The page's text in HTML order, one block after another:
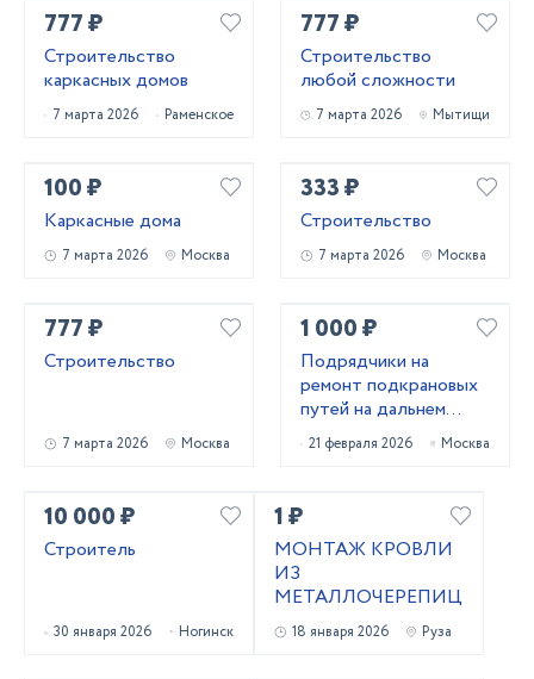
777 ₽
Строительство
каркасных домов
7 марта 2026 Раменское
777 ₽
Строительство
любой сложности
7 марта 2026 Мытищи
100 ₽
Каркасные дома
7 марта 2026 Москва
333 ₽
Строительство
7 марта 2026 Москва
777 ₽
Строительство
7 марта 2026 Москва
1 000 ₽
Подрядчики на
ремонт подкрановых
путей на дальнем
востоке
21 февраля 2026 Москва
10 000 ₽
Строитель
30 января 2026 Ногинск
1 ₽
МОНТАЖ КРОВЛИ
ИЗ
МЕТАЛЛОЧЕРЕПИЦЫ
18 января 2026 Руза